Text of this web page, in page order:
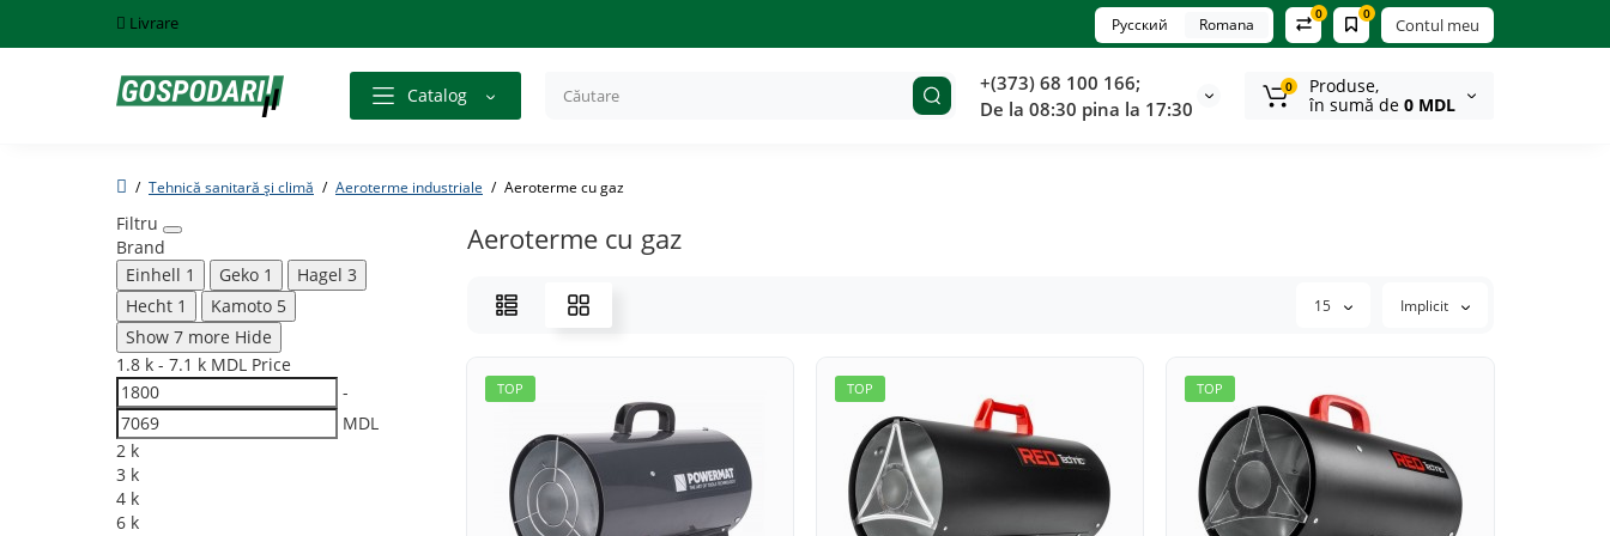
Livrare Contul meu
0
0
Русский Romana
Catalog
+(373) 68 100 166;
De la 08:30 pina la 17:30
0
Produse,
în sumă de 0 MDL
Tehnică sanitară și climă Aeroterme industriale Aeroterme cu gaz
Filtru
Brand
Einhell 1 Geko 1 Hagel 3
Hecht 1 Kamoto 5
Show 7 more Hide
1.8 k - 7.1 k MDL Price
-
MDL
2 k
3 k
4 k
6 k
Aeroterme cu gaz
15 Implicit
TOP TOP TOP